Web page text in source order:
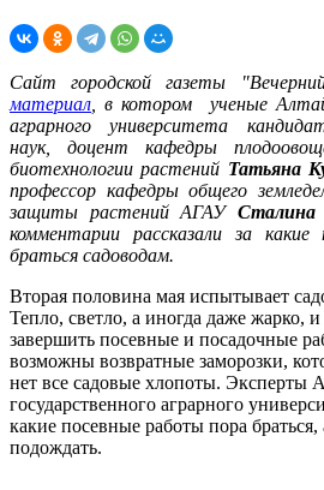
Сайт городской газеты
материал , в котором ученые
аграрного университета
наук, доцент кафедры
биотехнологии растений Татьяна
профессор кафедры общего
защиты растений АГАУ
комментарии рассказали за
браться садоводам.
Вторая половина мая испытывает
Тепло, светло, а иногда даже жарко, и
завершить посевные и посадочные
возможны возвратные заморозки,
нет все садовые хлопоты. Эксперты
государственного аграрного
какие посевные работы пора
подождать.